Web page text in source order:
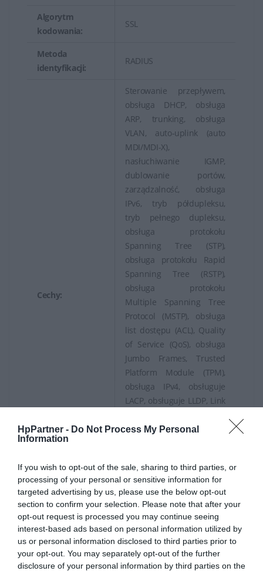
HpPartner - Do Not Process My Personal
Information
If you wish to opt-out of the sale, sharing to third parties, or
processing of your personal or sensitive information for
targeted advertising by us, please use the below opt-out
section to confirm your selection. Please note that after your
opt-out request is processed you may continue seeing
interest-based ads based on personal information utilized by
us or personal information disclosed to third parties prior to
your opt-out. You may separately opt-out of the further
disclosure of your personal information by third parties on the
Algorytm
kodowania:
SSL
Metoda
identyfikacji:
RADIUS
Cechy:
Sterowanie przepływem,
obsługa DHCP, obsługa
ARP, trunking, obsługa
VLAN, auto-uplink (auto
MDI/MDI-X),
nasłuchiwanie IGMP,
dublowanie portów,
zarządzalność, obsługa
IPv6, tryb półdupleksu,
tryb pełnego dupleksu,
obsługa protokołu
Spanning Tree (STP),
obsługa protokołu Rapid
Spanning Tree (RSTP),
obsługa protokołu
Multiple Spanning Tree
Protocol (MSTP), obsługa
list dostępu (ACL), Quality
of Service (QoS), obsługa
Jumbo Frames, Trusted
Platform Module (TPM),
obsługa IPv4, obsługuje
LACP, obsługuje LLDP, Link
Protocol (LACP), Class of
1,5MB, Bridge protocol
data unit (BPDU), LLDP-
MED, Green Ethernet (EEE)
Zgodność z
IEEE 802.3, IEEE 802.3u,
IEEE 802.3z, IEEE 802.1D,
IEEE 802.1Q, IEEE 802.3ab,
IEEE 802.1p, IEEE 802.3x,